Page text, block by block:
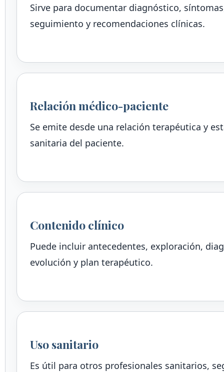
Sirve para documentar diagnóstico,
seguimiento y recomendaciones clínicas.
Relación médico-paciente
Se emite desde una relación terapéutica y
sanitaria del paciente.
Contenido clínico
Puede incluir antecedentes, exploración,
evolución y plan terapéutico.
Uso sanitario
Es útil para otros profesionales sanitarios,